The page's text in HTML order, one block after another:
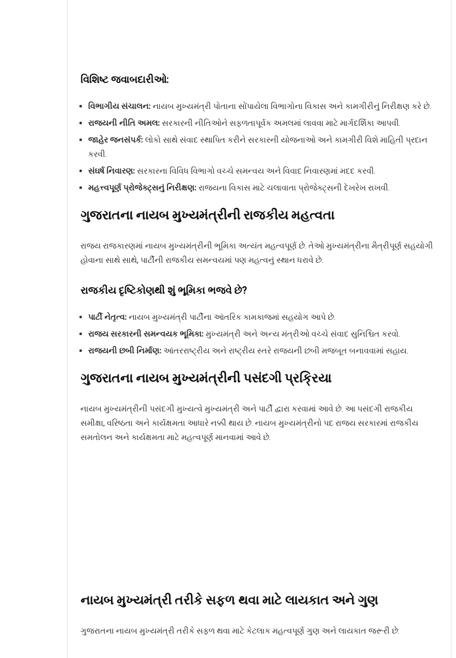
વિશિષ્ટ જવાબદારીઓ:
વિભાગીય સંચાલન: નાયબ મુખ્યમંત્રી પોતાના સોંપાયેલા વિભાગોના વિકાસ અને કામગીરીનું નિરીક્ષણ કરે છે.
રાજ્યની નીતિ અમલ: સરકારની નીતિઓને સફળતાપૂર્વક અમલમાં લાવવા માટે માર્ગદર્શિકા આપવી.
જાહેર જનસંપર્ક: લોકો સાથે સંવાદ સ્થાપિત કરીને સરકારની યોજનાઓ અને કામગીરી વિશે માહિતી પ્રદાન
કરવી.
સંઘર્ષ નિવારણ: સરકારના વિવિધ વિભાગો વચ્ચે સમન્વય અને વિવાદ નિવારણમાં મદદ કરવી.
મહત્ત્વપૂર્ણ પ્રોજેક્ટ્સનું નિરીક્ષણ: રાજ્યના વિકાસ માટે ચલાવાતા પ્રોજેક્ટ્સની દેખરેખ રાખવી.
ગુજરાતના નાયબ મુખ્યમંત્રીની રાજકીય મહત્વતા
રાજ્ય રાજકારણમાં નાયબ મુખ્યમંત્રીની ભૂમિકા અત્યંત મહત્વપૂર્ણ છે. તેઓ મુખ્યમંત્રીના મૈત્રીપૂર્ણ સહયોગી
હોવાના સાથે સાથે, પાર્ટીની રાજકીય સમન્વયમાં પણ મહત્વનું સ્થાન ધરાવે છે.
રાજકીય દૃષ્ટિકોણથી શું ભૂમિકા ભજવે છે?
પાર્ટી નેતૃત્વ: નાયબ મુખ્યમંત્રી પાર્ટીના આંતરિક કામકાજમાં સહયોગ આપે છે.
રાજ્ય સરકારની સમન્વયક ભૂમિકા: મુખ્યમંત્રી અને અન્ય મંત્રીઓ વચ્ચે સંવાદ સુનિશ્ચિત કરવો.
રાજ્યની છબી નિર્માણ: આંતરરાષ્ટ્રીય અને રાષ્ટ્રીય સ્તરે રાજ્યની છબી મજબૂત બનાવવામાં સહાય.
ગુજરાતના નાયબ મુખ્યમંત્રીની પસંદગી પ્રક્રિયા
નાયબ મુખ્યમંત્રીની પસંદગી મુખ્યત્વે મુખ્યમંત્રી અને પાર્ટી દ્વારા કરવામાં આવે છે. આ પસંદગી રાજકીય
સમીક્ષા, વરિષ્ઠતા અને કાર્યક્ષમતા આધારે નક્કી થાય છે. નાયબ મુખ્યમંત્રીનો પદ રાજ્ય સરકારમાં રાજકીય
સમતોલન અને કાર્યક્ષમતા માટે મહત્વપૂર્ણ માનવામાં આવે છે.
નાયબ મુખ્યમંત્રી તરીકે સફળ થવા માટે લાયકાત અને ગુણ
ગુજરાતના નાયબ મુખ્યમંત્રી તરીકે સફળ થવા માટે કેટલાક મહત્વપૂર્ણ ગુણ અને લાયકાત જરૂરી છે: